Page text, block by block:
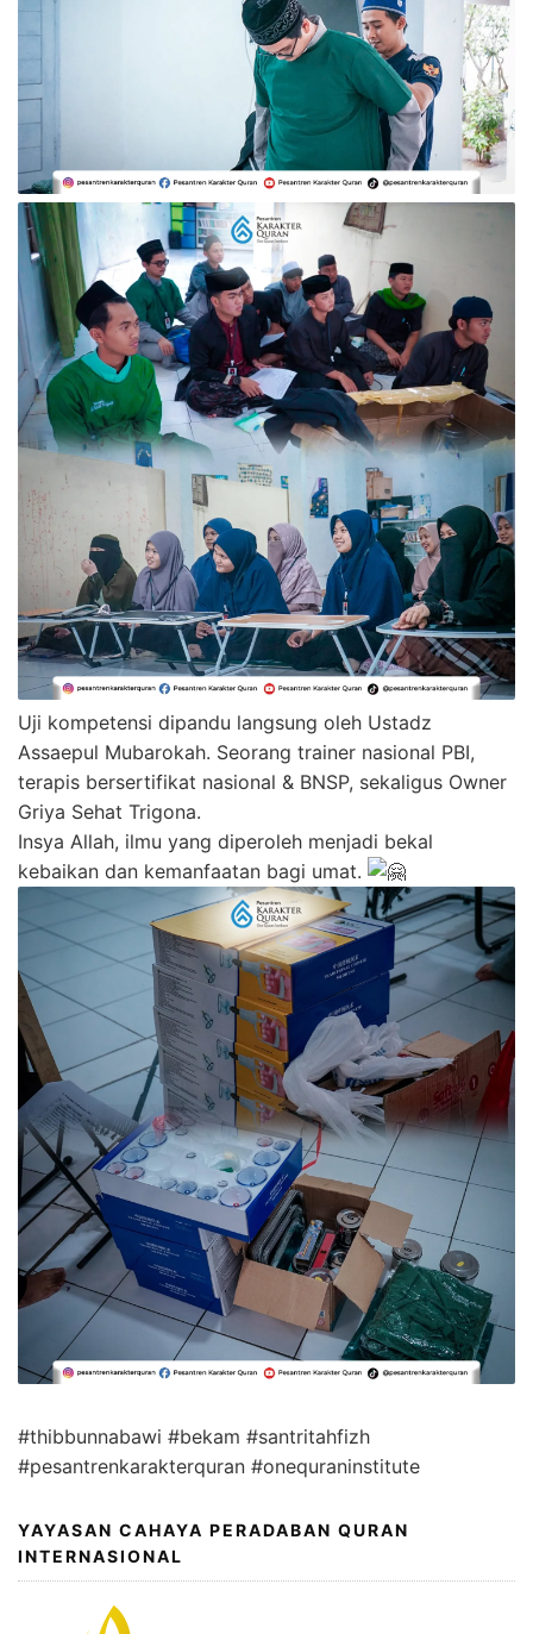
Uji kompetensi dipandu langsung oleh Ustadz
Assaepul Mubarokah. Seorang trainer nasional PBI,
terapis bersertifikat nasional & BNSP, sekaligus Owner
Griya Sehat Trigona.
Insya Allah, ilmu yang diperoleh menjadi bekal
kebaikan dan kemanfaatan bagi umat.
#thibbunnabawi #bekam #santritahfizh
#pesantrenkarakterquran #onequraninstitute
YAYASAN CAHAYA PERADABAN QURAN
INTERNASIONAL